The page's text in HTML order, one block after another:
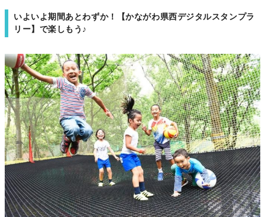
いよいよ期間あとわずか！【かながわ県西デジタルスタンプラ
リー】で楽しもう♪